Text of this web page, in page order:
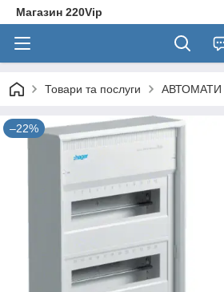
Магазин 220Vip
Товари та послуги АВТОМАТИ
–22%